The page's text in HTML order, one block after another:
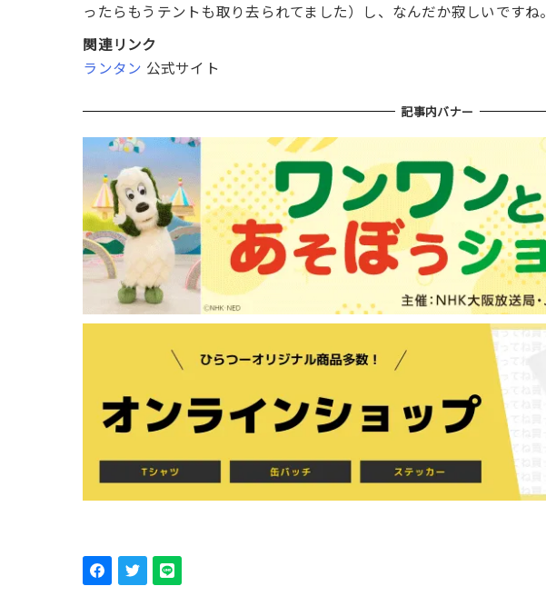
ったらもうテントも取り去られてました）し、なんだか寂しいですね。
関連リンク
ランタン 公式サイト
記事内バナー